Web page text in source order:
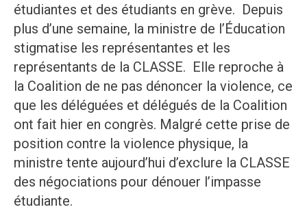
étudiantes et des étudiants en grève. Depuis
plus d’une semaine, la ministre de l’Éducation
stigmatise les représentantes et les
représentants de la CLASSE. Elle reproche à
la Coalition de ne pas dénoncer la violence, ce
que les déléguées et délégués de la Coalition
ont fait hier en congrès. Malgré cette prise de
position contre la violence physique, la
ministre tente aujourd’hui d’exclure la CLASSE
des négociations pour dénouer l’impasse
étudiante.